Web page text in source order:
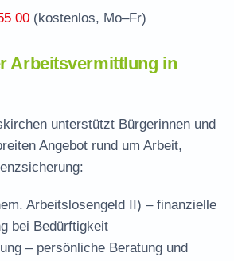
00 (kostenlos, Mo–Fr)
Arbeitsvermittlung in
unterstützt Bürgerinnen und
Angebot rund um Arbeit,
Arbeitslosengeld II) – finanzielle
bei Bedürftigkeit
– persönliche Beratung und